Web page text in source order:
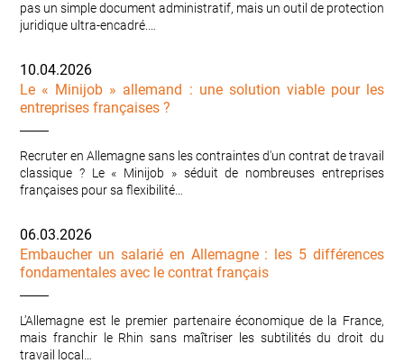
pas un simple document administratif, mais un outil de protection
juridique ultra-encadré.…
10.04.2026
Le « Minijob » allemand : une solution viable pour les
entreprises françaises ?
Recruter en Allemagne sans les contraintes d'un contrat de travail
classique ? Le « Minijob » séduit de nombreuses entreprises
françaises pour sa flexibilité…
06.03.2026
Embaucher un salarié en Allemagne : les 5 différences
fondamentales avec le contrat français
L’Allemagne est le premier partenaire économique de la France,
mais franchir le Rhin sans maîtriser les subtilités du droit du
travail local…